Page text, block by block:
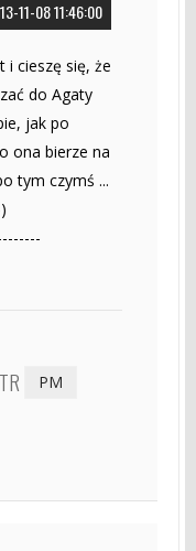
11-08 11:46:00
i cieszę się, że
do Agaty
jak po
ona bierze na
tym czymś ...
PM